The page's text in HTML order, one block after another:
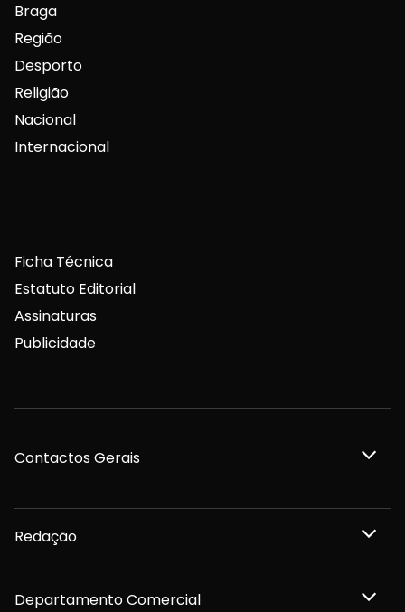
Braga
Região
Desporto
Religião
Nacional
Internacional
Ficha Técnica
Estatuto Editorial
Assinaturas
Publicidade
Contactos Gerais
Redação
Departamento Comercial